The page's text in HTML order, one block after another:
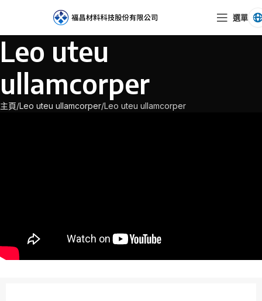
選單
Leo uteu
ullamcorper
主頁 Leo uteu ullamcorper Leo uteu ullamcorper